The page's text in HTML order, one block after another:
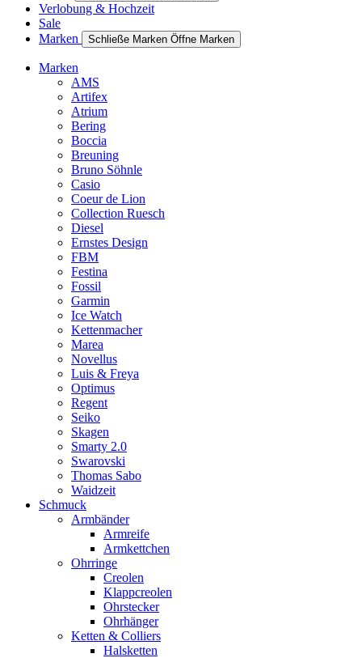
Verlobung & Hochzeit
Sale
Marken
Schließe Marken Öffne Marken
Marken
AMS
Artifex
Atrium
Bering
Boccia
Breuning
Bruno Söhnle
Casio
Coeur de Lion
Collection Ruesch
Diesel
Ernstes Design
FBM
Festina
Fossil
Garmin
Ice Watch
Kettenmacher
Marea
Novellus
Luis & Freya
Optimus
Regent
Seiko
Skagen
Smarty 2.0
Swarovski
Thomas Sabo
Waidzeit
Schmuck
Armbänder
Armreife
Armkettchen
Ohrringe
Creolen
Klappcreolen
Ohrstecker
Ohrhänger
Ketten & Colliers
Halsketten